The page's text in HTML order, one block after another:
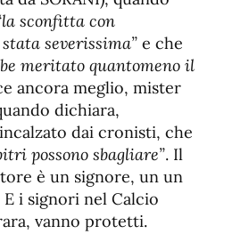
sconfitta con
stata severissima” e che
meritato quantomeno il
ancora meglio, mister
dichiara,
dai cronisti, che
possono sbagliare”. Il
è un signore, un un
i signori nel Calcio
vanno protetti.